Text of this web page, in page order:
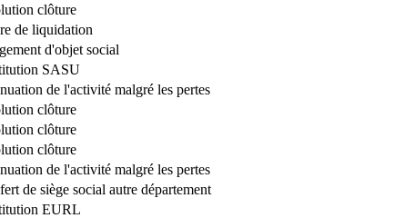
clôture
de liquidation
d'objet social
SASU
de l'activité malgré les pertes
clôture
clôture
clôture
de l'activité malgré les pertes
de siège social autre département
EURL